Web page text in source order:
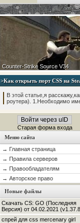
Counter-Strike Source V34
>Как открыть порт CSS на
В этой статье,я
роутера). 1.Необходимо
Войти через uID
Старая форма входа
Меню сайта
→ Главная страница
→ Правила серверов
→ Правообладателям
→ Авторское право
Новые файлы
Скачать CS: GO (Последняя
Версия) от 04.02.2021
спрей для css mercenary girl